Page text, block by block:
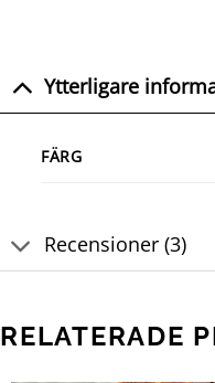
Ytterligare
FÄRG
Recensioner (3)
RELATERADE